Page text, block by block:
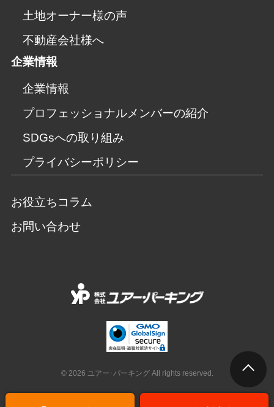
土地オーナー様の声
不動産会社様へ
企業情報
企業情報
プロフェッショナルメンバーの紹介
SDGsへの取り組み
プライバシーポリシー
お役立ちコラム
お問い合わせ
© 2026 ユアー･パーキング All rights reserved.